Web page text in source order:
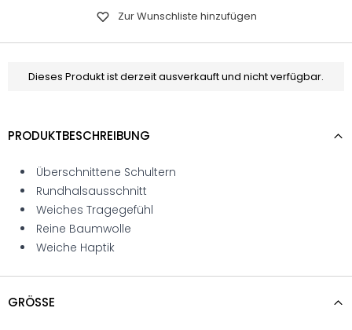
Zur Wunschliste hinzufügen
Dieses Produkt ist derzeit ausverkauft und nicht verfügbar.
PRODUKTBESCHREIBUNG
Überschnittene Schultern
Rundhalsausschnitt
Weiches Tragegefühl
Reine Baumwolle
Weiche Haptik
GRÖSSE